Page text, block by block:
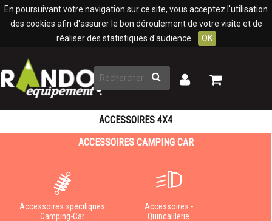
En poursuivant votre navigation sur ce site, vous acceptez l'utilisation
des cookies afin d'assurer le bon déroulement de votre visite et de
réaliser des statistiques d'audience.
OK
Rechercher
Mon
Mon
ACCESSOIRES 4X4
ACCESSOIRES CAMPING CAR
Accessoires spécifiques
Camping-Car
Accessoires -
Quincaillerie
Panneau de gestion des cookies